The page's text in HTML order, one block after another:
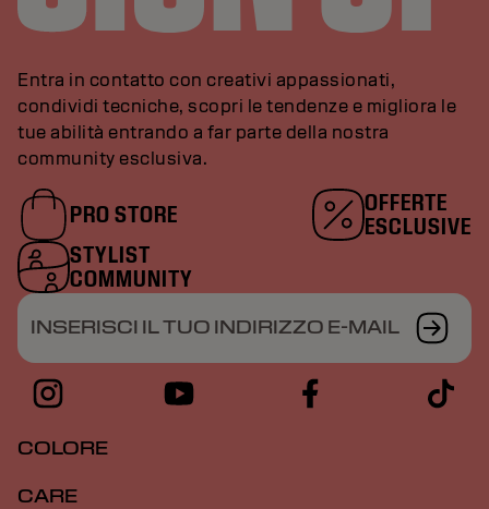
Entra in contatto con creativi appassionati,
condividi tecniche, scopri le tendenze e migliora le
tue abilità entrando a far parte della nostra
community esclusiva.
PRO STORE
OFFERTE
ESCLUSIVE
STYLIST
COMMUNITY
INSERISCI IL TUO INDIRIZZO E-MAIL
COLORE
CARE